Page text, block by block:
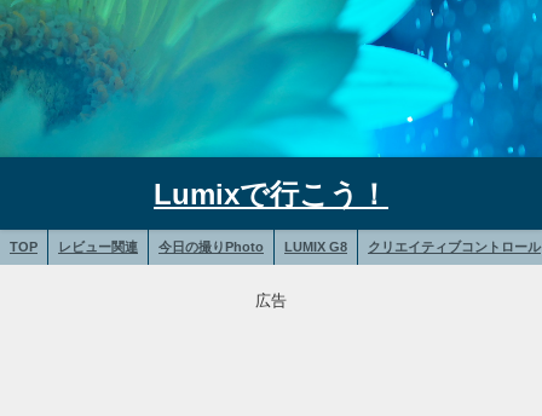
Lumixで行こう！
TOP レビュー関連 今日の撮りPhoto LUMIX G8 クリエイティブコントロール
広告